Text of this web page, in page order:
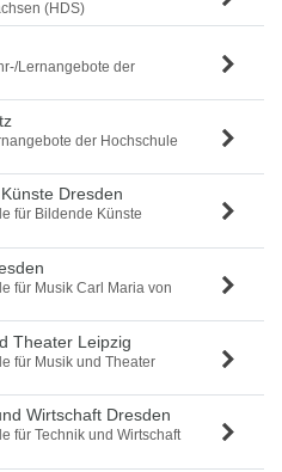
(HDS)
Lernangebote der
der Hochschule
Dresden
für Bildende Künste
für Musik Carl Maria von
Theater Leipzig
für Musik und Theater
Wirtschaft Dresden
für Technik und Wirtschaft